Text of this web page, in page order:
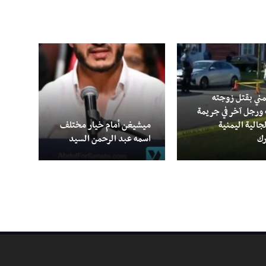
ميشيغن أمام خيار مختلف
اسمه عبد الرحمن السيد
بقتل زوجته
ورجل آخر في جريمة
اليمنية